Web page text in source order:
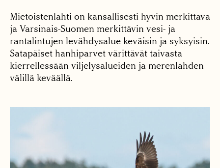
Mietoistenlahti on kansallisesti hyvin merkittävä
ja Varsinais-Suomen merkittävin vesi- ja
rantalintujen levähdysalue keväisin ja syksyisin.
Satapäiset hanhiparvet värittävät taivasta
kierrellessään viljelysalueiden ja merenlahden
välillä keväällä.